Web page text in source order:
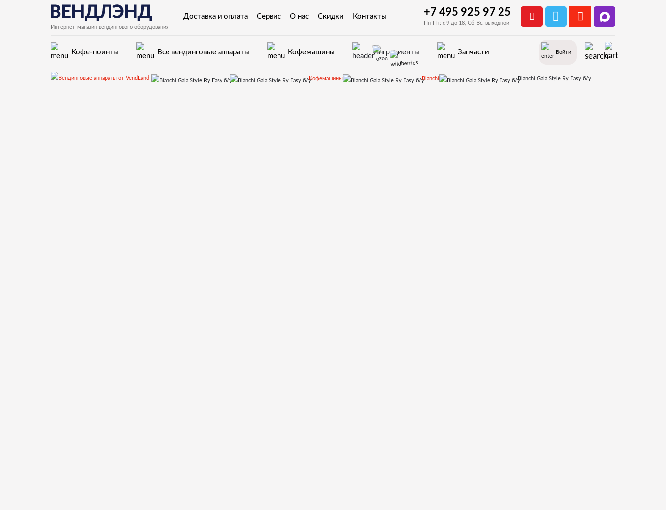
Интернет-магазин вендингового оборудования
Доставка и оплата Сервис О нас Скидки Контакты +7 495 925 97 25
Пн-Пт: с 9 до 18, Сб-Вс: выходной
Кофе-поинты Все вендинговые аппараты Кофемашины Ингредиенты Запчасти Войти
Кофемашины Bianchi Bianchi Gaia Style Ry Easy б/у